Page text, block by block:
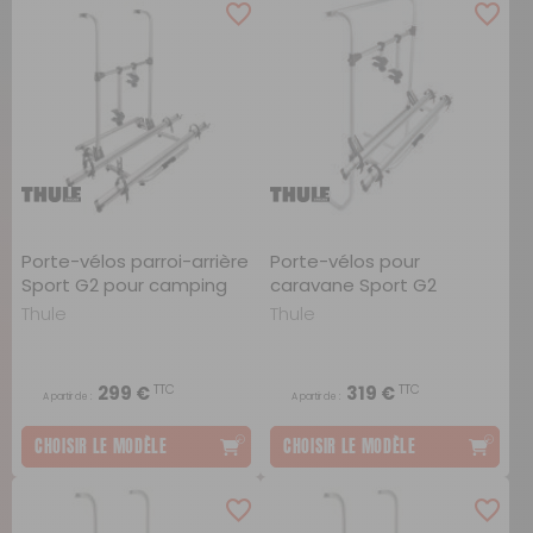
Porte-vélos parroi-arrière
Sport G2 pour camping
car
Thule
A partir de : 299 €TTC
CHOISIR LE MODÈLE
Porte-vélos pour
caravane Sport G2
Thule
A partir de : 319 €TTC
CHOISIR LE MODÈLE